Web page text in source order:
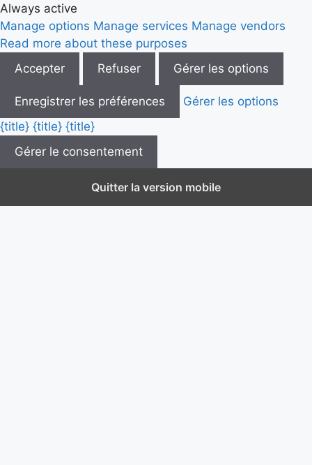
Always active
Manage options Manage services Manage vendors
Read more about these purposes
Accepter
Refuser Gérer les options
Enregistrer les préférences
Gérer les options
{title} {title} {title}
Gérer le consentement
Quitter la version mobile